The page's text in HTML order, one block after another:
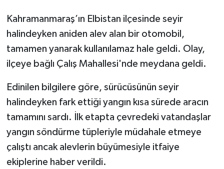
Kahramanmaraş’ın Elbistan ilçesinde seyir
halindeyken aniden alev alan bir otomobil,
tamamen yanarak kullanılamaz hale geldi. Olay,
ilçeye bağlı Çalış Mahallesi'nde meydana geldi.
Edinilen bilgilere göre, sürücüsünün seyir
halindeyken fark ettiği yangın kısa sürede aracın
tamamını sardı. İlk etapta çevredeki vatandaşlar
yangın söndürme tüpleriyle müdahale etmeye
çalıştı ancak alevlerin büyümesiyle itfaiye
ekiplerine haber verildi.
KADIN-AİLE
YEREL YÖNETİM
MEDYA
SEÇİM 2011
ÜÇÜNCÜ SAYFA
Yemek